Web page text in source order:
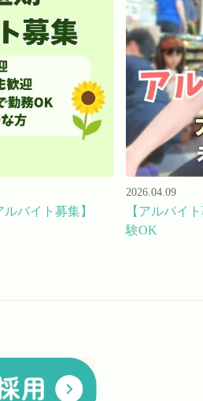
バイト募集】
2026.04.09
【アルバイ
験OK